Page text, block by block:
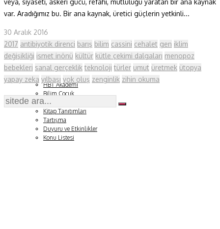
Fizik ve Uzay
Gezegenimiz
Teknoyaşam
Fazlası
HBT Akademi
Bilim Çocuk
Soru ve Yanıt
Kitap Tanıtımları
Tartışma
Duyuru ve Etkinlikler
Konu Listesi
veya, siyaseti, askeri gücü, refahı, mutluluğu yaratan bir ana kaynak
var. Aradığımız bu. Bir ana kaynak, üretici güçlerin yetkinli...
30 Aralık 2016
2017 antibiyotik direnci barış bilim cassini cehalet gen iklim
değişikliği ismet inönü kültür kütle çekimi dalgaları menopoz
bebekleri sanal gerçeklik teknoloji türler umut üretmek ütopya
yapay zeka yılbaşı yok oluş zenginlik zihin okuma